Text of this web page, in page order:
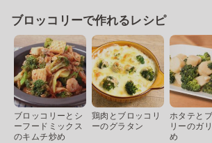
ブロッコリーで作れるレシピ
ブロッコリーとシ
ーフードミックス
のキムチ炒め
鶏肉とブロッコリ
ーのグラタン
ホタテと
リーのガ
め